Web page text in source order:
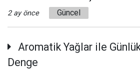
2 ay önce Güncel
Aromatik Yağlar ile
Denge